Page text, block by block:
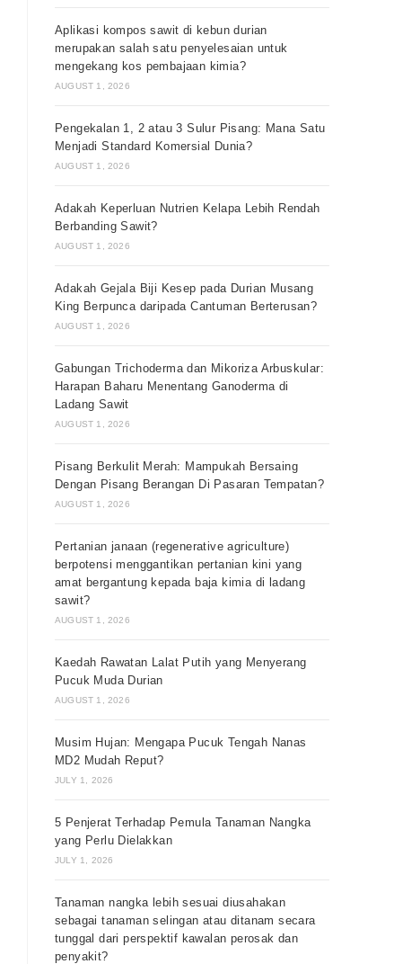
Aplikasi kompos sawit di kebun durian
merupakan salah satu penyelesaian untuk
mengekang kos pembajaan kimia?
AUGUST 1, 2026
Pengekalan 1, 2 atau 3 Sulur Pisang: Mana Satu
Menjadi Standard Komersial Dunia?
AUGUST 1, 2026
Adakah Keperluan Nutrien Kelapa Lebih Rendah
Berbanding Sawit?
AUGUST 1, 2026
Adakah Gejala Biji Kesep pada Durian Musang
King Berpunca daripada Cantuman Berterusan?
AUGUST 1, 2026
Gabungan Trichoderma dan Mikoriza Arbuskular:
Harapan Baharu Menentang Ganoderma di
Ladang Sawit
AUGUST 1, 2026
Pisang Berkulit Merah: Mampukah Bersaing
Dengan Pisang Berangan Di Pasaran Tempatan?
AUGUST 1, 2026
Pertanian janaan (regenerative agriculture)
berpotensi menggantikan pertanian kini yang
amat bergantung kepada baja kimia di ladang
sawit?
AUGUST 1, 2026
Kaedah Rawatan Lalat Putih yang Menyerang
Pucuk Muda Durian
AUGUST 1, 2026
Musim Hujan: Mengapa Pucuk Tengah Nanas
MD2 Mudah Reput?
JULY 1, 2026
5 Penjerat Terhadap Pemula Tanaman Nangka
yang Perlu Dielakkan
JULY 1, 2026
Tanaman nangka lebih sesuai diusahakan
sebagai tanaman selingan atau ditanam secara
tunggal dari perspektif kawalan perosak dan
penyakit?